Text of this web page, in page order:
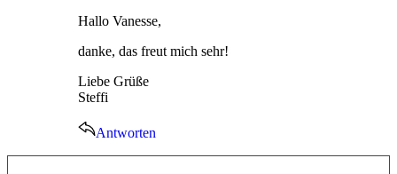
Hallo Vanesse,
danke, das freut mich sehr!
Liebe Grüße
Steffi
Antworten